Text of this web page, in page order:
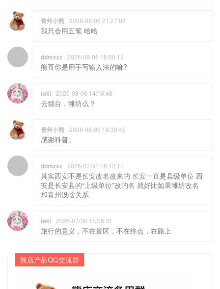
青州小熊 2026-08-06 21:27:03
我只会用五笔 哈哈
ddmzxz 2026-08-06 18:50:12
熊哥你是用手写输入法的嘛?
taki 2026-08-06 14:10:48
去烟台，潍坊么？
青州小熊 2026-08-03 18:30:46
感谢科普。
ddmzxz 2026-07-31 16:12:11
其实西安不是长安改名改来的 长安一直是县级单位 西
安是长安县的“上级单位”改的名 就好比如果潍坊改名
和青州没啥关系
taki 2026-07-30 15:06:31
旅行的意义，不在景区，不在终点，在路上
熊店产品QQ交流群